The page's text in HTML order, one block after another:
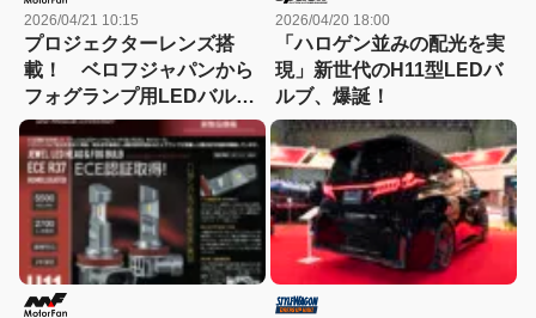
2026/04/21 10:15
プロジェクターレンズ搭
載！ ベロフジャパンから
フォグランプ用LEDバルブ
「プレシャス・レイLX」新
発売
2026/04/20 18:00
「ハロゲン並みの配光を実
現」新世代のH11型LEDバ
ルブ、爆誕！